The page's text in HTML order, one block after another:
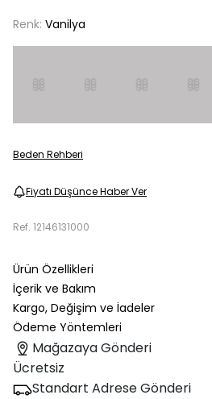
Renk: Vanilya
Beden Rehberi
Fiyatı Düşünce Haber Ver
Ref. 12146131000
Ürün Özellikleri
İçerik ve Bakım
Kargo, Değişim ve İadeler
Ödeme Yöntemleri
Mağazaya Gönderi
Ücretsiz
Standart Adrese Gönderi